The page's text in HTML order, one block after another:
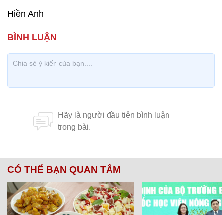
Hiền Anh
CÓ THỂ BẠN QUAN TÂM